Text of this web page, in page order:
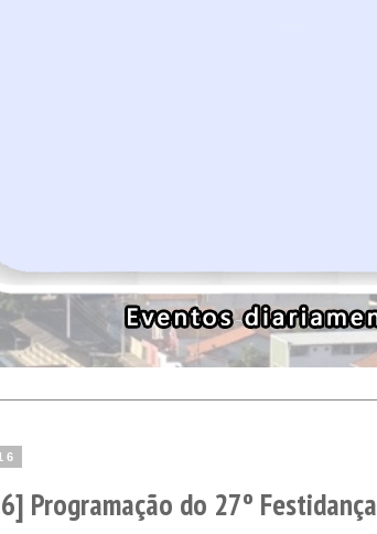
Programação do 27º Festidança